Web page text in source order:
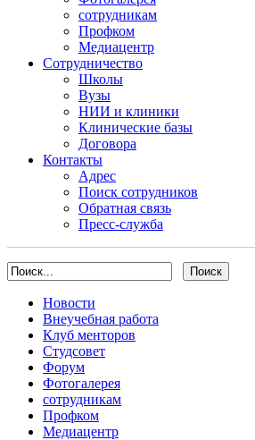
сотрудникам
Профком
Медиацентр
Сотрудничество
Школы
Вузы
НИИ и клиники
Клинические базы
Договора
Контакты
Адрес
Поиск сотрудников
Обратная связь
Пресс-служба
Новости
Внеучебная работа
Клуб менторов
Студсовет
Форум
Фотогалерея
сотрудникам
Профком
Медиацентр